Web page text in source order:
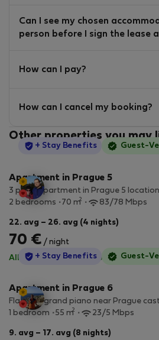
Can I see my chosen
person before I sign the lease
How can I pay?
How can I cancel my booking?
Other properties you may
StayProtection
+ Stay Benefits Guest-
Apartment in Prague 5
3 piece apartment in Prague 5 location
2 bedrooms
70 m2 83/78 Mbps
22. avg – 26. avg (4 nights)
70 € / night
All utilities included ·No deposit
StayProtection
+ Stay Benefits Guest-
Apartment in Prague 6
Flat with grand piano near Prague
1 bedroom
55 m2 23/5 Mbps
9. avg – 17. avg (8 nights)